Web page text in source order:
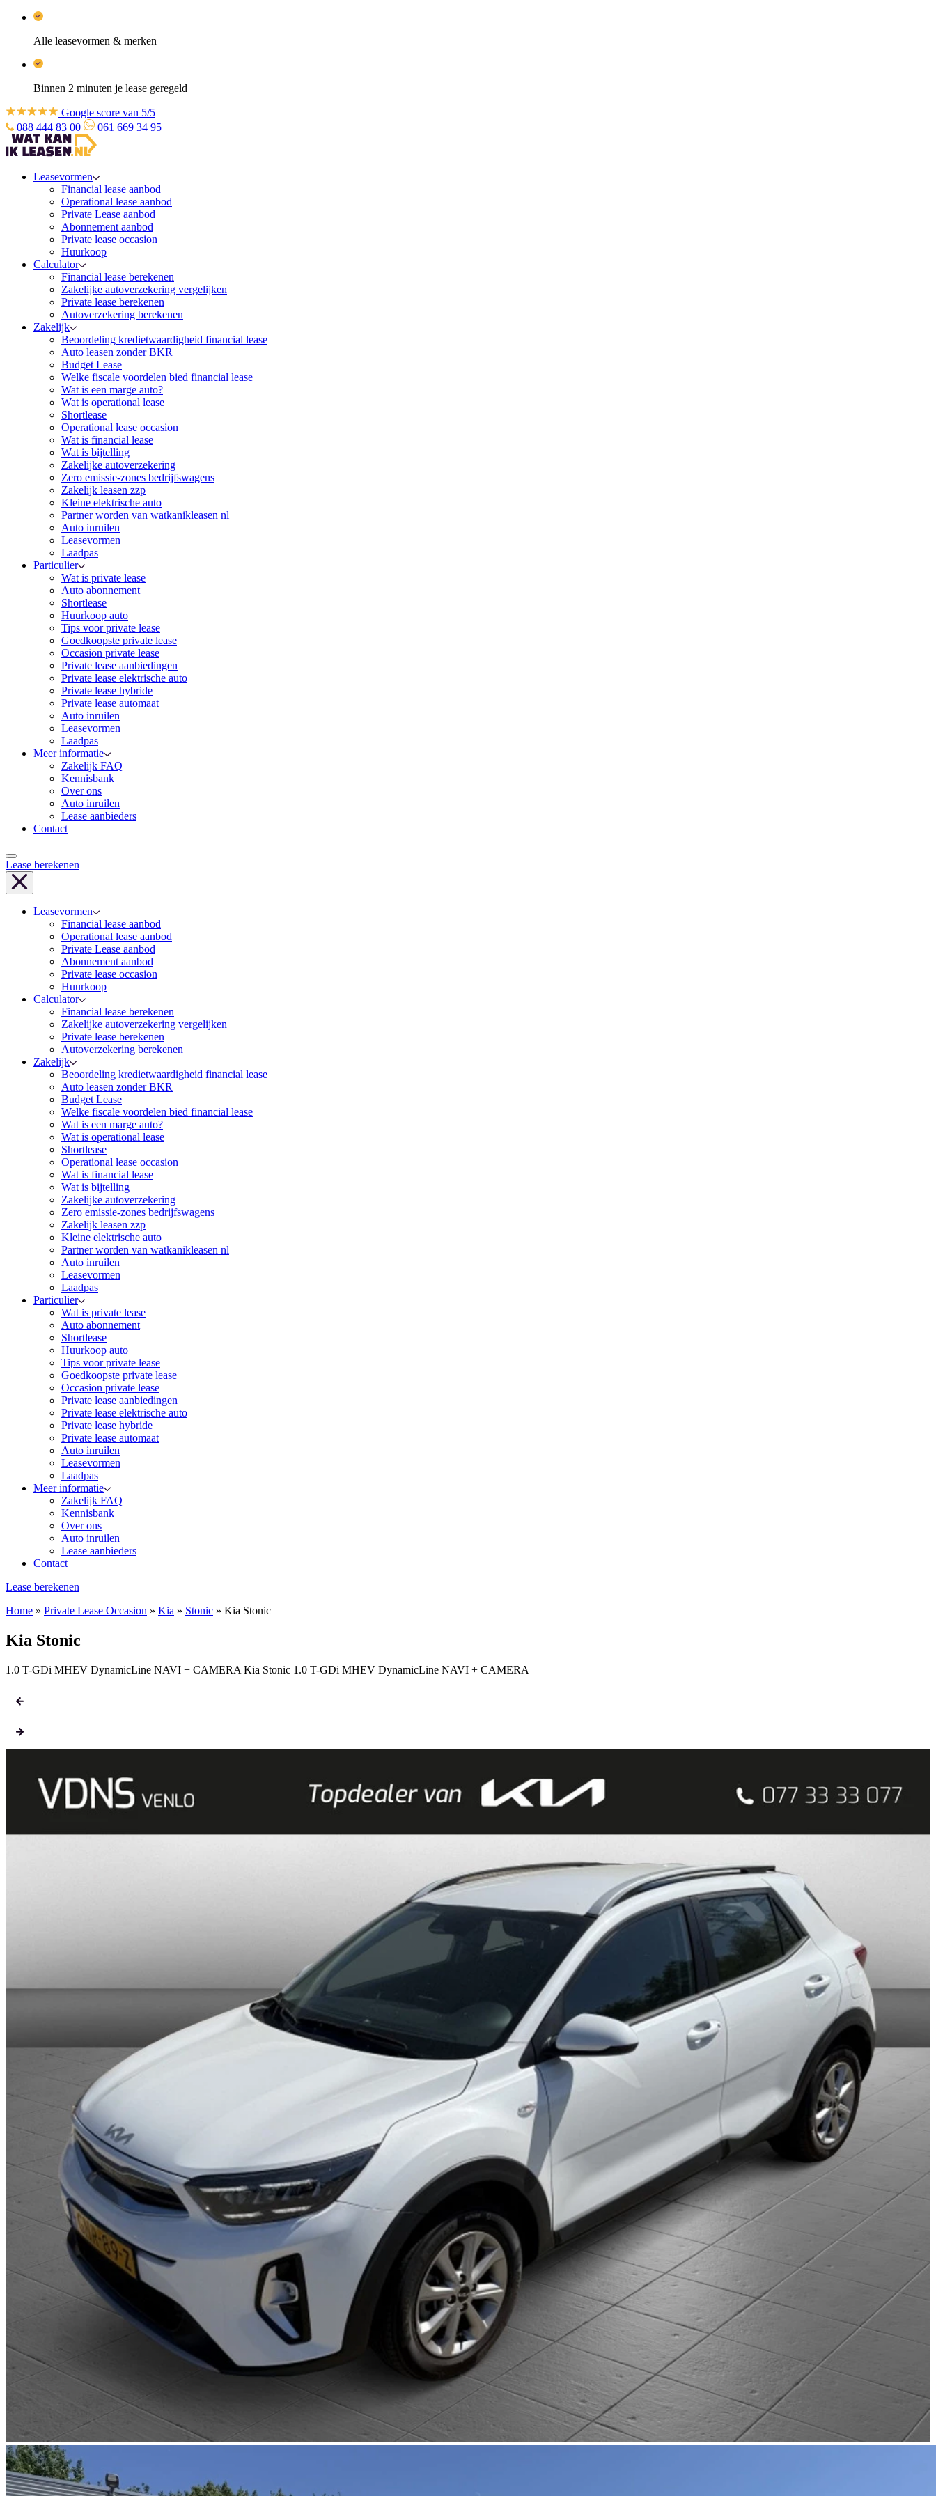
Alle leasevormen & merken
Binnen 2 minuten je lease geregeld
Google score van 5/5
088 444 83 00
061 669 34 95
Leasevormen
Financial lease aanbod
Operational lease aanbod
Private Lease aanbod
Abonnement aanbod
Private lease occasion
Huurkoop
Calculator
Financial lease berekenen
Zakelijke autoverzekering vergelijken
Private lease berekenen
Autoverzekering berekenen
Zakelijk
Beoordeling kredietwaardigheid financial lease
Auto leasen zonder BKR
Budget Lease
Welke fiscale voordelen bied financial lease
Wat is een marge auto?
Wat is operational lease
Shortlease
Operational lease occasion
Wat is financial lease
Wat is bijtelling
Zakelijke autoverzekering
Zero emissie-zones bedrijfswagens
Zakelijk leasen zzp
Kleine elektrische auto
Partner worden van watkanikleasen nl
Auto inruilen
Leasevormen
Laadpas
Particulier
Wat is private lease
Auto abonnement
Shortlease
Huurkoop auto
Tips voor private lease
Goedkoopste private lease
Occasion private lease
Private lease aanbiedingen
Private lease elektrische auto
Private lease hybride
Private lease automaat
Auto inruilen
Leasevormen
Laadpas
Meer informatie
Zakelijk FAQ
Kennisbank
Over ons
Auto inruilen
Lease aanbieders
Contact
Lease berekenen
Leasevormen
Financial lease aanbod
Operational lease aanbod
Private Lease aanbod
Abonnement aanbod
Private lease occasion
Huurkoop
Calculator
Financial lease berekenen
Zakelijke autoverzekering vergelijken
Private lease berekenen
Autoverzekering berekenen
Zakelijk
Beoordeling kredietwaardigheid financial lease
Auto leasen zonder BKR
Budget Lease
Welke fiscale voordelen bied financial lease
Wat is een marge auto?
Wat is operational lease
Shortlease
Operational lease occasion
Wat is financial lease
Wat is bijtelling
Zakelijke autoverzekering
Zero emissie-zones bedrijfswagens
Zakelijk leasen zzp
Kleine elektrische auto
Partner worden van watkanikleasen nl
Auto inruilen
Leasevormen
Laadpas
Particulier
Wat is private lease
Auto abonnement
Shortlease
Huurkoop auto
Tips voor private lease
Goedkoopste private lease
Occasion private lease
Private lease aanbiedingen
Private lease elektrische auto
Private lease hybride
Private lease automaat
Auto inruilen
Leasevormen
Laadpas
Meer informatie
Zakelijk FAQ
Kennisbank
Over ons
Auto inruilen
Lease aanbieders
Contact
Lease berekenen
Home » Private Lease Occasion » Kia » Stonic » Kia Stonic
Kia Stonic
1.0 T-GDi MHEV DynamicLine NAVI + CAMERA Kia Stonic 1.0 T-GDi MHEV DynamicLine NAVI + CAMERA